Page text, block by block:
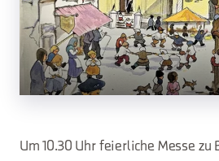
Um 10.30 Uhr feierliche Messe zu